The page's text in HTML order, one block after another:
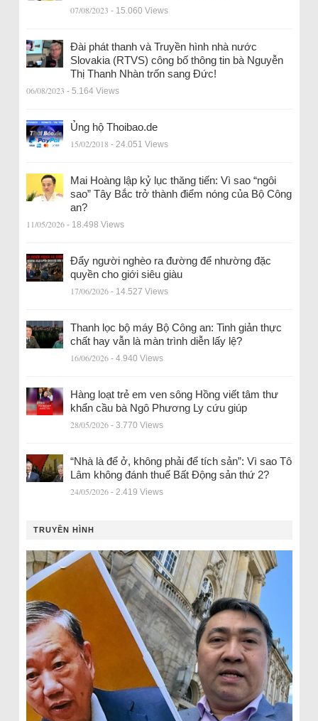
07/08/2023 - 15.060 Views
Đài phát thanh và Truyền hình nhà nước
Slovakia (RTVS) công bố thông tin bà Nguyễn
Thị Thanh Nhàn trốn sang Đức!
06/08/2023 - 5.164 Views
Ủng hộ Thoibao.de
15/02/2018 - 24.051 Views
Mai Hoàng lập kỷ lục thăng tiến: Vì sao “ngôi
sao” Tây Bắc trở thành điểm nóng của Bộ Công
an?
11/05/2026 - 18.498 Views
Đẩy người nghèo ra đường để nhường đặc
quyền cho giới siêu giàu
17/06/2026 - 14.527 Views
Thanh lọc bộ máy Bộ Công an: Tinh giản thực
chất hay vẫn là màn trình diễn lấy lệ?
16/06/2026 - 4.940 Views
Hàng loạt trẻ em ven sông Hồng viết tâm thư
khẩn cầu bà Ngô Phương Ly cứu giúp
28/05/2026 - 3.770 Views
“Nhà là để ở, không phải để tích sản”: Vì sao Tô
Lâm không đánh thuế Bất Động sản thứ 2?
24/05/2026 - 2.419 Views
TRUYỀN HÌNH